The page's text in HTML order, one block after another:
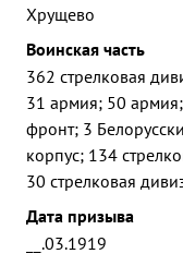
Хрущево
Воинская часть
362 стрелковая
31 армия; 50
фронт; 3
корпус; 134
30 стрелковая
Дата призыва
__.03.1919